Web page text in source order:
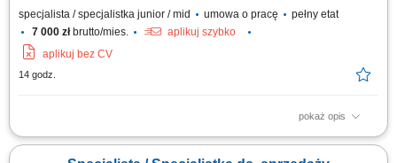
specjalista / specjalistka junior / mid umowa o pracę
pełny etat
7 000 złbrutto/mies.
aplikuj szybko
aplikuj bez CV
14 godz.
pokaż opis
Opis stanowiska: rozwijanie sprzedaży poprzez aktywne działania w